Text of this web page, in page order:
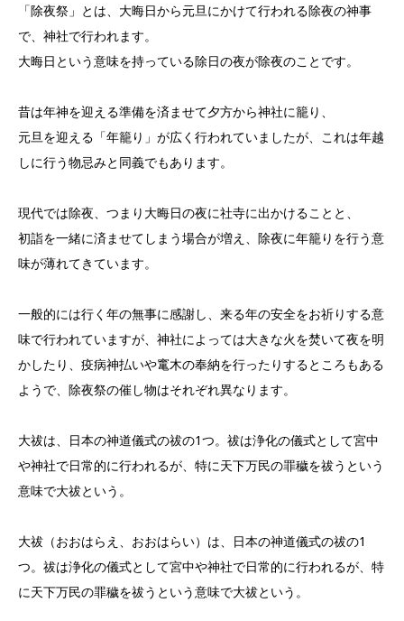
「除夜祭」とは、大晦日から元旦にかけて行われる除夜の神事
で、神社で行われます。
大晦日という意味を持っている除日の夜が除夜のことです。
昔は年神を迎える準備を済ませて夕方から神社に籠り、
元旦を迎える「年籠り」が広く行われていましたが、これは年越
しに行う物忌みと同義でもあります。
現代では除夜、つまり大晦日の夜に社寺に出かけることと、
初詣を一緒に済ませてしまう場合が増え、除夜に年籠りを行う意
味が薄れてきています。
一般的には行く年の無事に感謝し、来る年の安全をお祈りする意
味で行われていますが、神社によっては大きな火を焚いて夜を明
かしたり、疫病神払いや竃木の奉納を行ったりするところもある
ようで、除夜祭の催し物はそれぞれ異なります。
大祓は、日本の神道儀式の祓の1つ。祓は浄化の儀式として宮中
や神社で日常的に行われるが、特に天下万民の罪穢を祓うという
意味で大祓という。
大祓（おおはらえ、おおはらい）は、日本の神道儀式の祓の1
つ。祓は浄化の儀式として宮中や神社で日常的に行われるが、特
に天下万民の罪穢を祓うという意味で大祓という。